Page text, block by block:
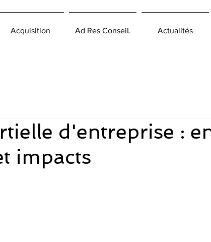
Acquisition Ad Res ConseiL Actualités
d'entreprise :
impacts